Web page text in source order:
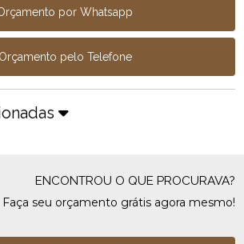
por Whatsapp
Orçamento pelo Telefone
ENCONTROU O QUE PROCURAVA?
Faça seu orçamento grátis agora mesmo!